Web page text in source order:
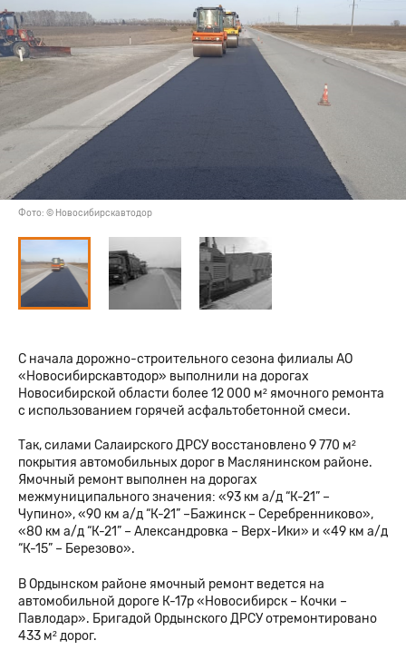
Фото: © Новосибирскавтодор
С начала дорожно-строительного сезона филиалы АО
«Новосибирскавтодор» выполнили на дорогах
Новосибирской области более 12 000 м² ямочного ремонта
с использованием горячей асфальтобетонной смеси.
Так, силами Салаирского ДРСУ восстановлено 9 770 м²
покрытия автомобильных дорог в Маслянинском районе.
Ямочный ремонт выполнен на дорогах
межмуниципального значения: «93 км а/д “К-21” –
Чупино», «90 км а/д “К-21” –Бажинск – Серебренниково»,
«80 км а/д “К-21” – Александровка – Верх-Ики» и «49 км а/д
“К-15” – Березово».
В Ордынском районе ямочный ремонт ведется на
автомобильной дороге К-17р «Новосибирск – Кочки –
Павлодар». Бригадой Ордынского ДРСУ отремонтировано
433 м² дорог.